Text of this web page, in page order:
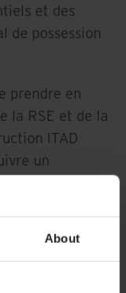
About
et des
de possession
prendre en
la RSE et de la
ITAD
un
des
fins de